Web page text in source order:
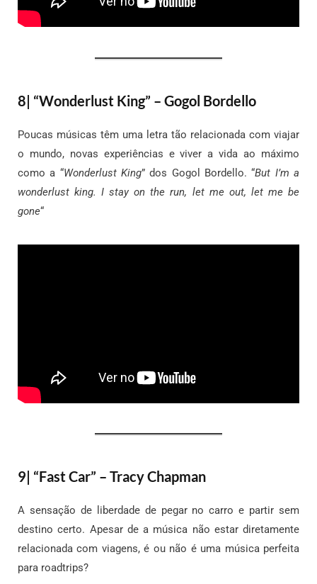
8| “Wonderlust King” – Gogol Bordello
Poucas músicas têm uma letra tão relacionada com viajar
o mundo, novas experiências e viver a vida ao máximo
como a “Wonderlust King” dos Gogol Bordello. “But I’m a
wonderlust king. I stay on the run, let me out, let me be
gone“
9| “Fast Car” – Tracy Chapman
A sensação de liberdade de pegar no carro e partir sem
destino certo. Apesar de a música não estar diretamente
relacionada com viagens, é ou não é uma música perfeita
para roadtrips?